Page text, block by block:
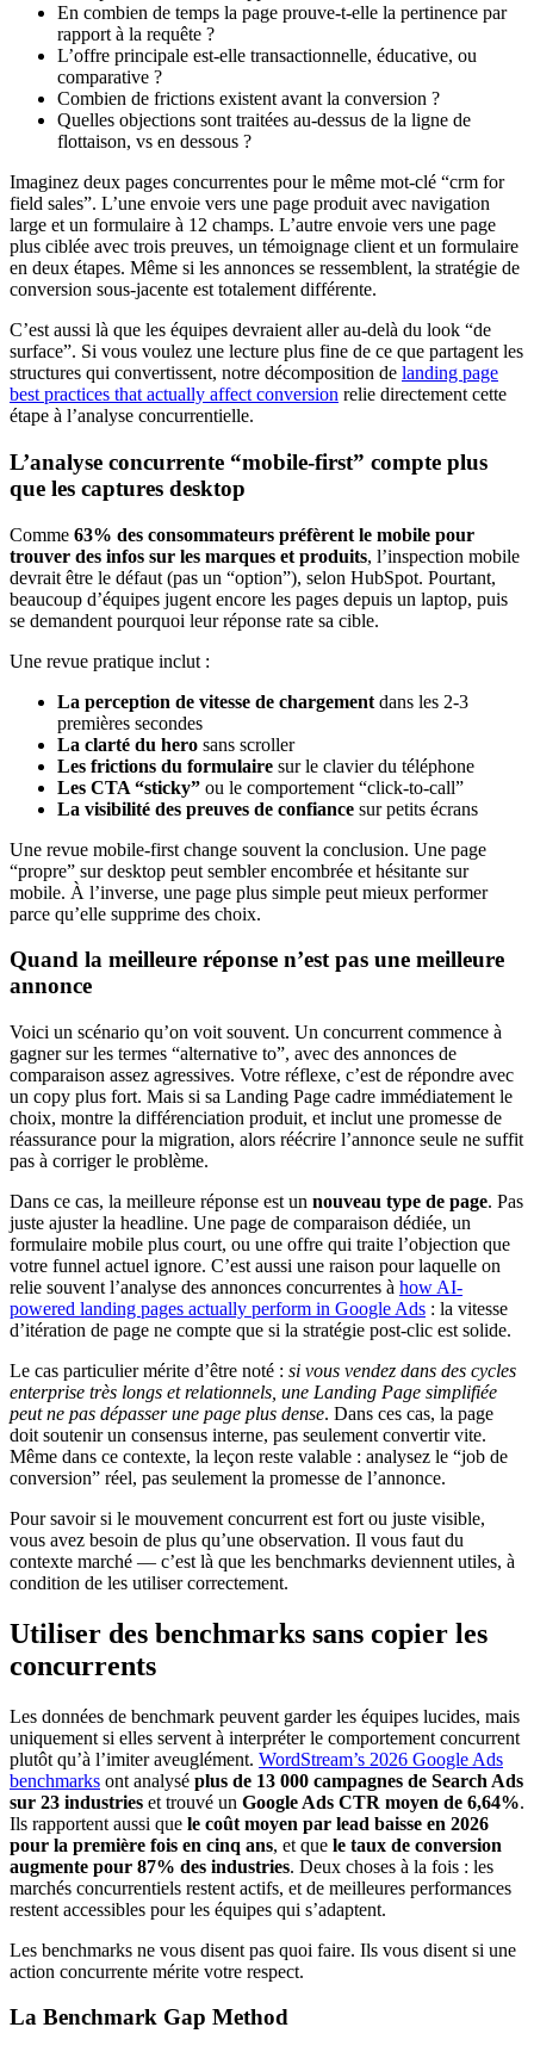
En combien de temps la page prouve-t-elle la pertinence par
rapport à la requête ?
L’offre principale est-elle transactionnelle, éducative, ou
comparative ?
Combien de frictions existent avant la conversion ?
Quelles objections sont traitées au-dessus de la ligne de
flottaison, vs en dessous ?
Imaginez deux pages concurrentes pour le même mot-clé “crm for
field sales”. L’une envoie vers une page produit avec navigation
large et un formulaire à 12 champs. L’autre envoie vers une page
plus ciblée avec trois preuves, un témoignage client et un formulaire
en deux étapes. Même si les annonces se ressemblent, la stratégie de
conversion sous-jacente est totalement différente.
C’est aussi là que les équipes devraient aller au-delà du look “de
surface”. Si vous voulez une lecture plus fine de ce que partagent les
structures qui convertissent, notre décomposition de landing page
best practices that actually affect conversion relie directement cette
étape à l’analyse concurrentielle.
L’analyse concurrente “mobile-first” compte plus
que les captures desktop
Comme 63% des consommateurs préfèrent le mobile pour
trouver des infos sur les marques et produits, l’inspection mobile
devrait être le défaut (pas un “option”), selon HubSpot. Pourtant,
beaucoup d’équipes jugent encore les pages depuis un laptop, puis
se demandent pourquoi leur réponse rate sa cible.
Une revue pratique inclut :
La perception de vitesse de chargement dans les 2-3
premières secondes
La clarté du hero sans scroller
Les frictions du formulaire sur le clavier du téléphone
Les CTA “sticky” ou le comportement “click-to-call”
La visibilité des preuves de confiance sur petits écrans
Une revue mobile-first change souvent la conclusion. Une page
“propre” sur desktop peut sembler encombrée et hésitante sur
mobile. À l’inverse, une page plus simple peut mieux performer
parce qu’elle supprime des choix.
Quand la meilleure réponse n’est pas une meilleure
annonce
Voici un scénario qu’on voit souvent. Un concurrent commence à
gagner sur les termes “alternative to”, avec des annonces de
comparaison assez agressives. Votre réflexe, c’est de répondre avec
un copy plus fort. Mais si sa Landing Page cadre immédiatement le
choix, montre la différenciation produit, et inclut une promesse de
réassurance pour la migration, alors réécrire l’annonce seule ne suffit
pas à corriger le problème.
Dans ce cas, la meilleure réponse est un nouveau type de page. Pas
juste ajuster la headline. Une page de comparaison dédiée, un
formulaire mobile plus court, ou une offre qui traite l’objection que
votre funnel actuel ignore. C’est aussi une raison pour laquelle on
relie souvent l’analyse des annonces concurrentes à how AI-
powered landing pages actually perform in Google Ads : la vitesse
d’itération de page ne compte que si la stratégie post-clic est solide.
Le cas particulier mérite d’être noté : si vous vendez dans des cycles
enterprise très longs et relationnels, une Landing Page simplifiée
peut ne pas dépasser une page plus dense. Dans ces cas, la page
doit soutenir un consensus interne, pas seulement convertir vite.
Même dans ce contexte, la leçon reste valable : analysez le “job de
conversion” réel, pas seulement la promesse de l’annonce.
Pour savoir si le mouvement concurrent est fort ou juste visible,
vous avez besoin de plus qu’une observation. Il vous faut du
contexte marché — c’est là que les benchmarks deviennent utiles, à
condition de les utiliser correctement.
Utiliser des benchmarks sans copier les
concurrents
Les données de benchmark peuvent garder les équipes lucides, mais
uniquement si elles servent à interpréter le comportement concurrent
plutôt qu’à l’imiter aveuglément. WordStream’s 2026 Google Ads
benchmarks ont analysé plus de 13 000 campagnes de Search Ads
sur 23 industries et trouvé un Google Ads CTR moyen de 6,64%.
Ils rapportent aussi que le coût moyen par lead baisse en 2026
pour la première fois en cinq ans, et que le taux de conversion
augmente pour 87% des industries. Deux choses à la fois : les
marchés concurrentiels restent actifs, et de meilleures performances
restent accessibles pour les équipes qui s’adaptent.
Les benchmarks ne vous disent pas quoi faire. Ils vous disent si une
action concurrente mérite votre respect.
La Benchmark Gap Method